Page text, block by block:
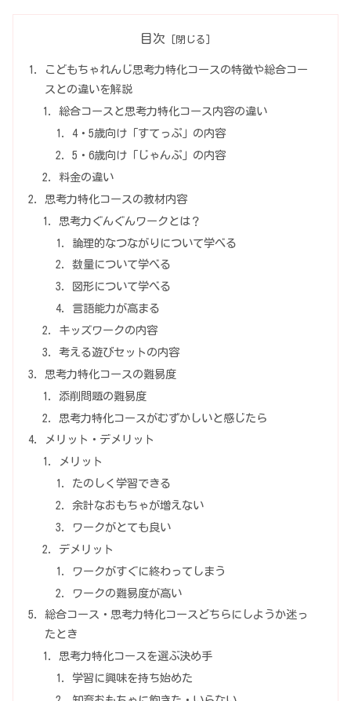
目次
こどもちゃれんじ思考力特化コースの特徴や総合コー
スとの違いを解説
総合コースと思考力特化コース内容の違い
4・5歳向け「すてっぷ」の内容
5・6歳向け「じゃんぷ」の内容
料金の違い
思考力特化コースの教材内容
思考力ぐんぐんワークとは？
論理的なつながりについて学べる
数量について学べる
図形について学べる
言語能力が高まる
キッズワークの内容
考える遊びセットの内容
思考力特化コースの難易度
添削問題の難易度
思考力特化コースがむずかしいと感じたら
メリット・デメリット
メリット
たのしく学習できる
余計なおもちゃが増えない
ワークがとても良い
デメリット
ワークがすぐに終わってしまう
ワークの難易度が高い
総合コース・思考力特化コースどちらにしようか迷っ
たとき
思考力特化コースを選ぶ決め手
学習に興味を持ち始めた